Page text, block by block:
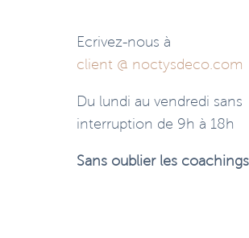
Ecrivez-nous à
client @ noctysdeco.com
Du lundi au vendredi sans
interruption de 9h à 18h
Sans oublier les